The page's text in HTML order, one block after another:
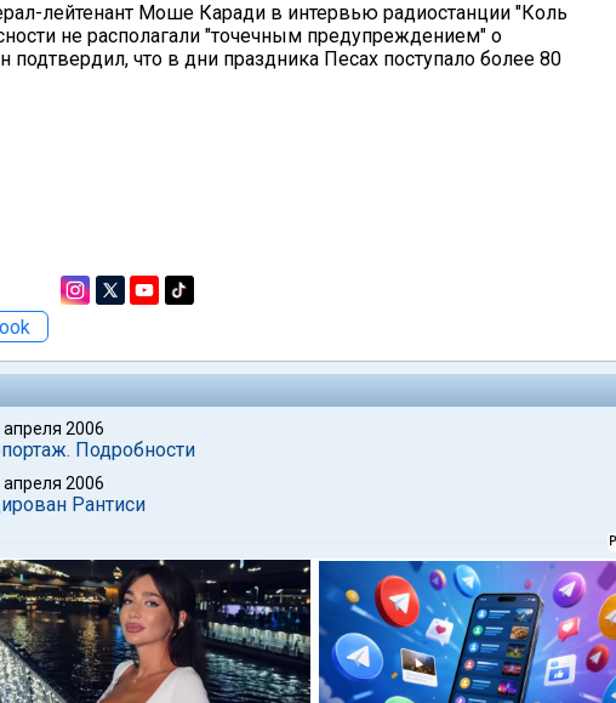
лейтенант Моше Каради в интервью радиостанции "Коль
не располагали "точечным предупреждением" о
подтвердил, что в дни праздника Песах поступало более 80
апреля 2006
Подробности
апреля 2006
Рантиси